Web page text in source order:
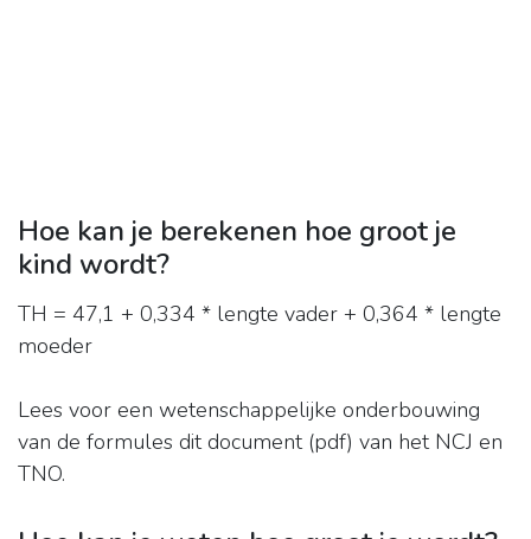
Hoe kan je berekenen hoe groot je
kind wordt?
TH = 47,1 + 0,334 * lengte vader + 0,364 * lengte
moeder
Lees voor een wetenschappelijke onderbouwing
van de formules dit document (pdf) van het NCJ en
TNO.